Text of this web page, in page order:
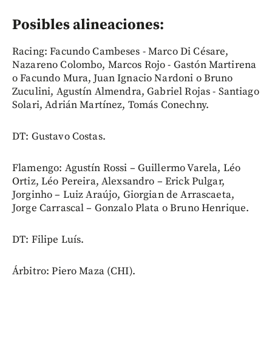
Posibles alineaciones:
Racing: Facundo Cambeses - Marco Di Césare,
Nazareno Colombo, Marcos Rojo - Gastón Martirena
o Facundo Mura, Juan Ignacio Nardoni o Bruno
Zuculini, Agustín Almendra, Gabriel Rojas - Santiago
Solari, Adrián Martínez, Tomás Conechny.
DT: Gustavo Costas.
Flamengo: Agustín Rossi – Guillermo Varela, Léo
Ortiz, Léo Pereira, Alexsandro – Erick Pulgar,
Jorginho – Luiz Araújo, Giorgian de Arrascaeta,
Jorge Carrascal – Gonzalo Plata o Bruno Henrique.
DT: Filipe Luís.
Árbitro: Piero Maza (CHI).